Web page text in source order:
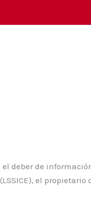
deber de
el